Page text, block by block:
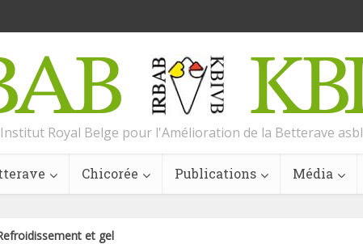
Institut Royal Belge pour l'Amélioration de la Betterave asbl
Chicorée Publications Média
et gel